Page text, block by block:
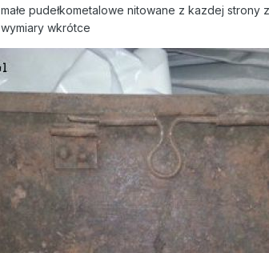
pudełkometalowe nitowane z kazdej
wkrótce